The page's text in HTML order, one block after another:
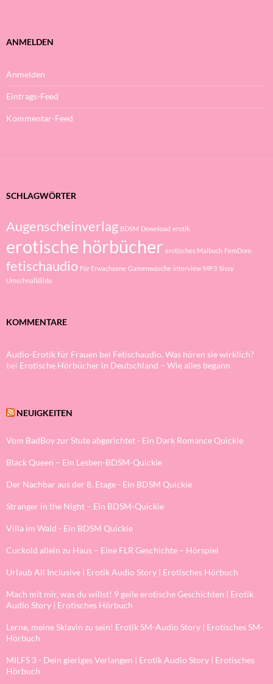
ANMELDEN
Anmelden
Eintrags-Feed
Kommentar-Feed
SCHLAGWÖRTER
Augenscheinverlag BDSM Download erotik
erotische hörbücher erotisches Malbuch FemDom
fetischaudio Für Erwachsene Gamenwäsche interview MP3 Sissy
Umschnalldildo
KOMMENTARE
Audio-Erotik für Frauen bei Fetischaudio. Was hören sie wirklich?
bei Erotische Hörbücher in Deutschland – Wie alles begann
NEUIGKEITEN
Vom BadBoy zur Stute abgerichtet - Ein Dark Romance Quickie
Black Queen – Ein Lesben-BDSM-Quickie
Der Nachbar aus der 8. Etage - Ein BDSM Quickie
Stranger in the Night – Ein BDSM-Quickie
Villa im Wald - Ein BDSM Quickie
Cuckold allein zu Haus – Eine FLR Geschichte – Hörspiel
Urlaub All Inclusive | Erotik Audio Story | Erotisches Hörbuch
Mach mit mir, was du willst! 9 geile erotische Geschichten | Erotik
Audio Story | Erotisches Hörbuch
Lerne, meine Sklavin zu sein! Erotik SM-Audio Story | Erotisches SM-
Hörbuch
MILFS 3 - Dein gieriges Verlangen | Erotik Audio Story | Erotisches
Hörbuch